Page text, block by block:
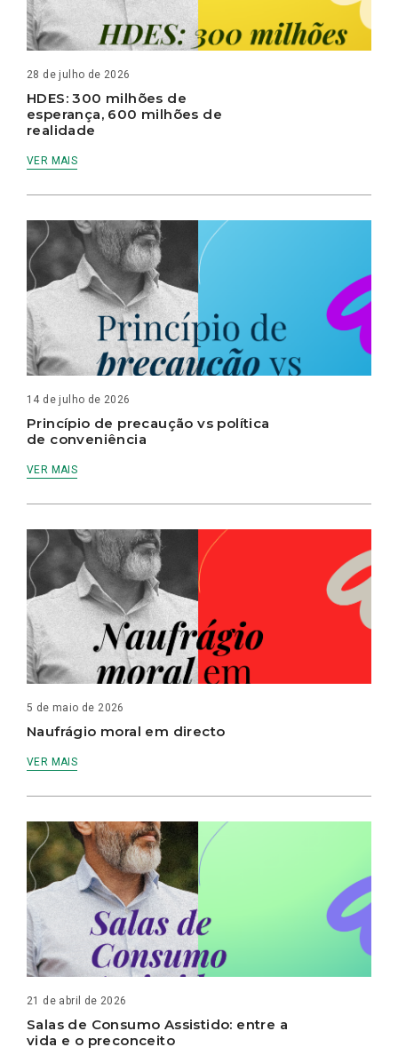
28 de julho de 2026
HDES: 300 milhões de
esperança, 600 milhões de
realidade
VER MAIS
14 de julho de 2026
Princípio de precaução vs política
de conveniência
VER MAIS
5 de maio de 2026
Naufrágio moral em directo
VER MAIS
21 de abril de 2026
Salas de Consumo Assistido: entre a
vida e o preconceito